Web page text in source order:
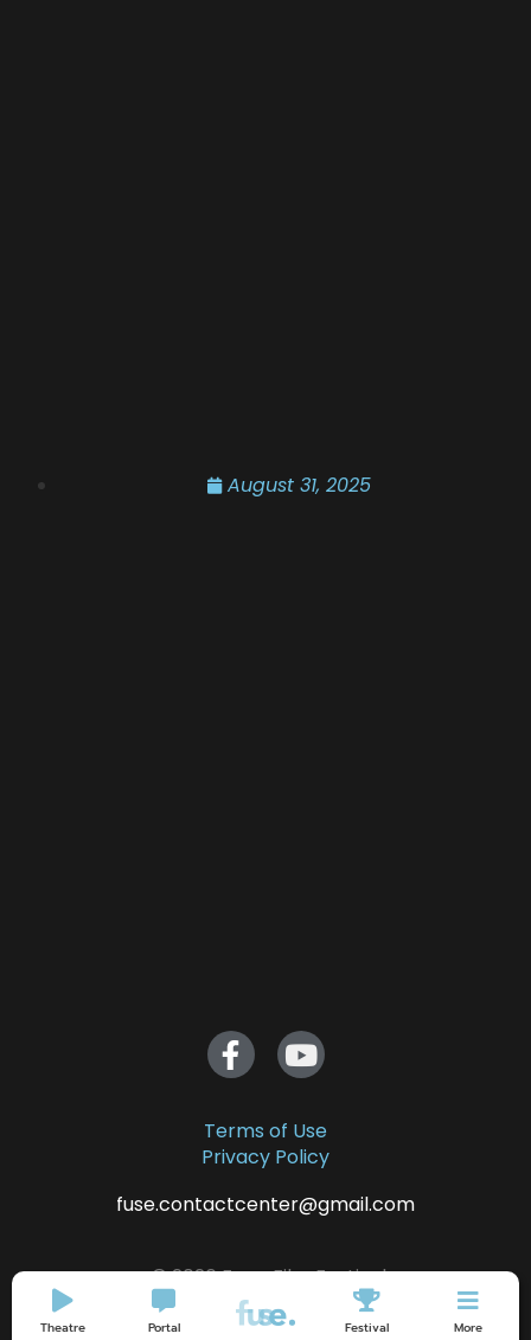
Theatre Portal Festival More
August 31, 2025
Terms of Use
Privacy Policy
fuse.contactcenter@gmail.com
© 2026 Fuse. Film Festival